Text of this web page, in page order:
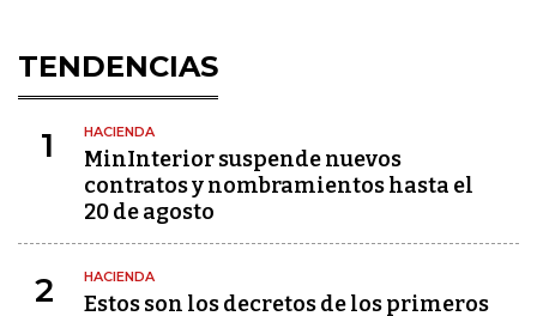
TENDENCIAS
1 HACIENDA
MinInterior suspende nuevos
contratos y nombramientos hasta el
20 de agosto
2 HACIENDA
Estos son los decretos de los primeros